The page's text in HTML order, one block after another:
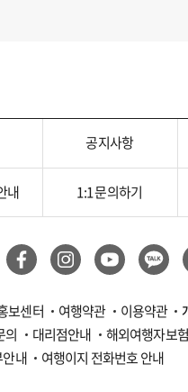
공지사항
내 1:1 문의하기
보센터 여행약관 이용약관
의
대리점안내
해외여행자보험
내
여행이지 전화번호 안내